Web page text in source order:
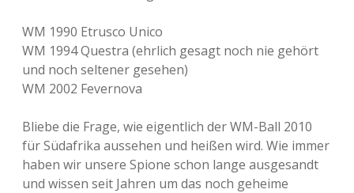
WM 1990 Etrusco Unico
WM 1994 Questra (ehrlich gesagt noch nie gehört
und noch seltener gesehen)
WM 2002 Fevernova
Bliebe die Frage, wie eigentlich der WM-Ball 2010
für Südafrika aussehen und heißen wird. Wie immer
haben wir unsere Spione schon lange ausgesandt
und wissen seit Jahren um das noch geheime